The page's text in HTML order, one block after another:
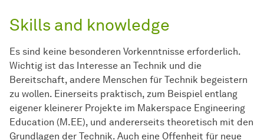
Skills and knowledge
Es sind keine besonderen Vorkenntnisse erforderlich.
Wichtig ist das Interesse an Technik und die
Bereitschaft, andere Menschen für Technik begeistern
zu wollen. Einerseits praktisch, zum Beispiel entlang
eigener kleinerer Projekte im Makerspace Engineering
Education (M.EE), und andererseits theoretisch mit den
Grundlagen der Technik. Auch eine Offenheit für neue